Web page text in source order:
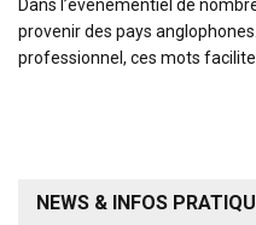
Dans l’événementiel de
provenir des pays
professionnel, ces mots
NEWS & INFOS